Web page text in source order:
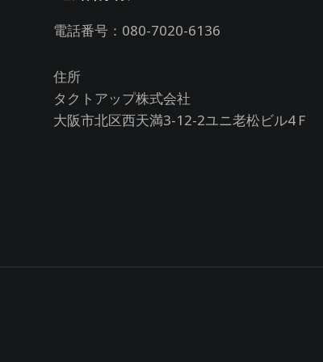
電話番号：080-7020-6136
住所
タクトアップ株式会社
大阪市北区西天満3-12-2ユニ老松ビル4Ｆ